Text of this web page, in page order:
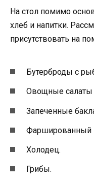
На стол помимо
хлеб и напитки.
присутствовать на
Бутерброды с
Овощные салаты
Запеченные
Фаршированный
Холодец.
Грибы.